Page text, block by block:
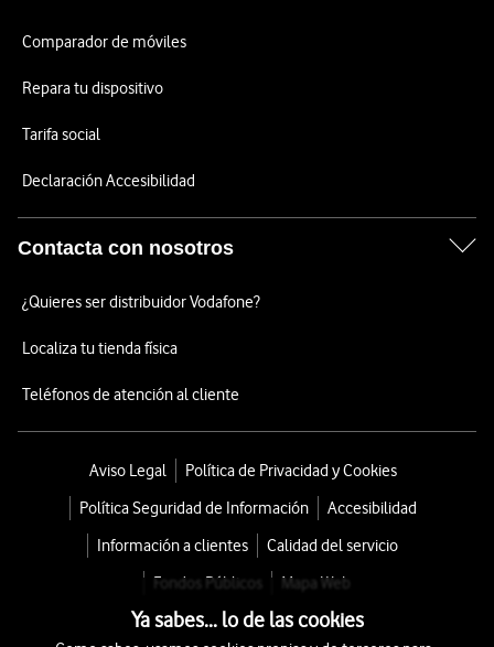
Comparador de móviles
Repara tu dispositivo
Tarifa social
Declaración Accesibilidad
Contacta con nosotros
¿Quieres ser distribuidor Vodafone?
Localiza tu tienda física
Teléfonos de atención al cliente
Aviso Legal
Política de Privacidad y Cookies
Política Seguridad de Información
Accesibilidad
Información a clientes
Calidad del servicio
Fondos Públicos
Mapa Web
Ya sabes... lo de las cookies